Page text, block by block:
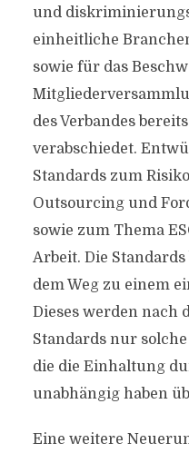
und
einheitliche
sowie für das
des Verbandes
verabschiedet.
Standards zum
Outsourcing und
sowie zum Thema
Arbeit. Die
dem Weg zu einem
Dieses werden nach
Standards nur
die die Einhaltung
unabhängig haben
Eine weitere